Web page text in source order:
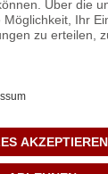
IMPRESSUM
KONTAKT
ÜBER MICH